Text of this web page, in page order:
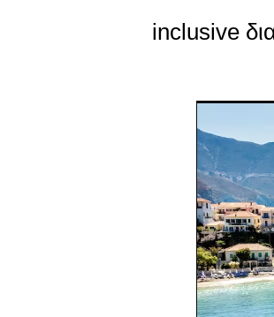
inclusive